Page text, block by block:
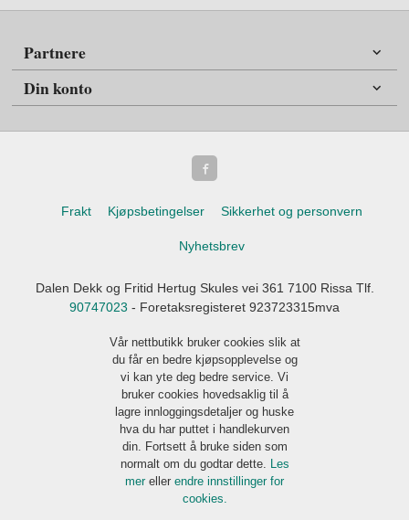
Partnere
Din konto
Frakt Kjøpsbetingelser Sikkerhet og personvern
Nyhetsbrev
Dalen Dekk og Fritid Hertug Skules vei 361 7100 Rissa Tlf.
90747023 - Foretaksregisteret 923723315mva
Vår nettbutikk bruker cookies slik at
du får en bedre kjøpsopplevelse og
vi kan yte deg bedre service. Vi
bruker cookies hovedsaklig til å
lagre innloggingsdetaljer og huske
hva du har puttet i handlekurven
din. Fortsett å bruke siden som
normalt om du godtar dette.
Les
mer eller endre innstillinger for
cookies.